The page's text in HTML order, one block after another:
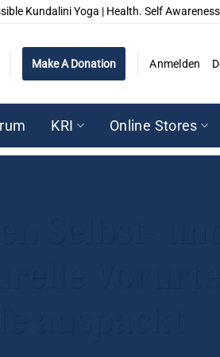
Kundalini Yoga | Health. Self
Make A Donation Anmelden
KRI Online Stores